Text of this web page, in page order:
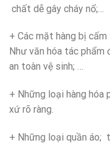
chất dễ gây cháy nổ;…
+ Các mặt hàng bị
Như văn hóa tác
an toàn vệ sinh; …
+ Những loại hàng hóa
xứ rõ ràng.
+ Những loại quần áo;